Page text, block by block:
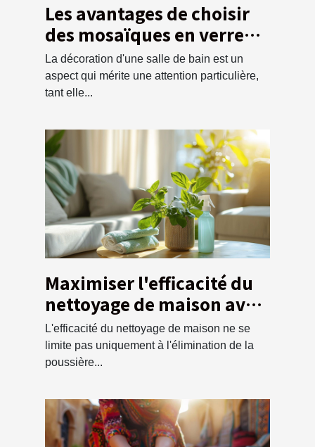
Les avantages de choisir
des mosaïques en verre
pour la salle de bain
La décoration d'une salle de bain est un
aspect qui mérite une attention particulière,
tant elle...
Maximiser l'efficacité du
nettoyage de maison avec
un service de débarras
écologique
L'efficacité du nettoyage de maison ne se
limite pas uniquement à l'élimination de la
poussière...